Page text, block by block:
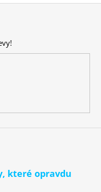
které opravdu